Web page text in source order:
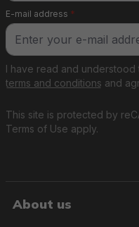
E-mail address *
This site is protected by
Terms of Use apply.
I have read and understood
terms and conditions and
About us